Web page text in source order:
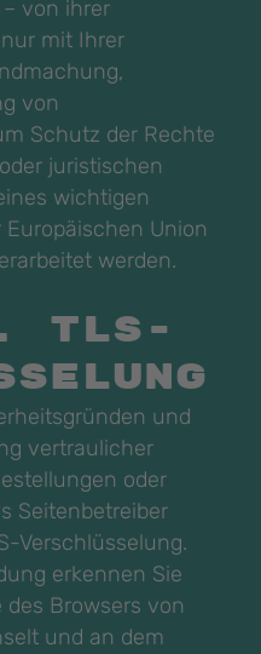
von ihrer
mit Ihrer
von
Schutz der Rechte
juristischen
wichtigen
Union
werden.
TLS-
und
vertraulicher
oder
Seitenbetreiber
Verschlüsselung.
erkennen Sie
des Browsers von
und an dem